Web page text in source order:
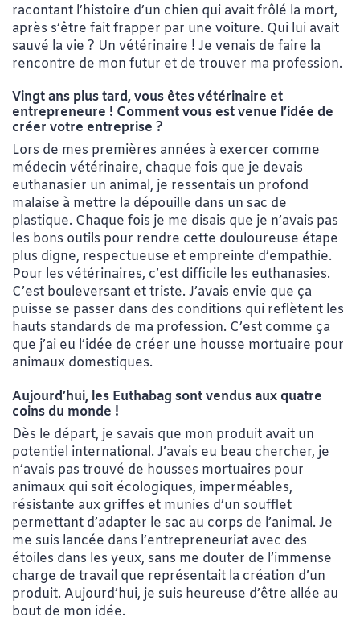
racontant l’histoire d’un chien qui avait frôlé la mort,
après s’être fait frapper par une voiture. Qui lui avait
sauvé la vie ? Un vétérinaire ! Je venais de faire la
rencontre de mon futur et de trouver ma profession.
Vingt ans plus tard, vous êtes vétérinaire et
entrepreneure ! Comment vous est venue l’idée de
créer votre entreprise ?
Lors de mes premières années à exercer comme
médecin vétérinaire, chaque fois que je devais
euthanasier un animal, je ressentais un profond
malaise à mettre la dépouille dans un sac de
plastique. Chaque fois je me disais que je n’avais pas
les bons outils pour rendre cette douloureuse étape
plus digne, respectueuse et empreinte d’empathie.
Pour les vétérinaires, c’est difficile les euthanasies.
C’est bouleversant et triste. J’avais envie que ça
puisse se passer dans des conditions qui reflètent les
hauts standards de ma profession. C’est comme ça
que j’ai eu l’idée de créer une housse mortuaire pour
animaux domestiques.
Aujourd’hui, les Euthabag sont vendus aux quatre
coins du monde !
Dès le départ, je savais que mon produit avait un
potentiel international. J’avais eu beau chercher, je
n’avais pas trouvé de housses mortuaires pour
animaux qui soit écologiques, imperméables,
résistante aux griffes et munies d’un soufflet
permettant d’adapter le sac au corps de l’animal. Je
me suis lancée dans l’entrepreneuriat avec des
étoiles dans les yeux, sans me douter de l’immense
charge de travail que représentait la création d’un
produit. Aujourd’hui, je suis heureuse d’être allée au
bout de mon idée.